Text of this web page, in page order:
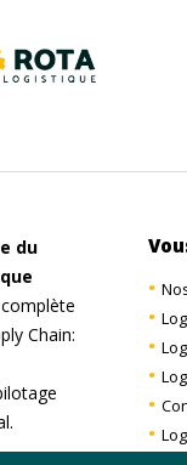
du
Chain: